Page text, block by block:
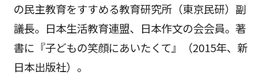
の民主教育をすすめる教育研究所（東京民研）副
議長。日本生活教育連盟、日本作文の会会員。著
書に『子どもの笑顔にあいたくて』（2015年、新
日本出版社）。